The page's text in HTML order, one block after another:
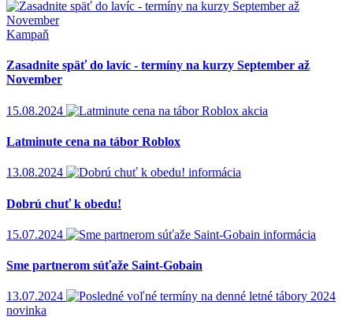
Kampaň
Zasadnite späť do lavíc - termíny na kurzy September až
November
15.08.2024 akcia
Latminute cena na tábor Roblox
13.08.2024 informácia
Dobrú chuť k obedu!
15.07.2024 informácia
Sme partnerom súťaže Saint-Gobain
13.07.2024
novinka